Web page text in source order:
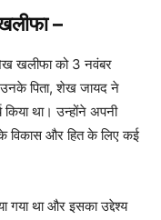
–
खलीफा को 3 नवंबर
पिता, शेख जायद ने
था। उन्होंने अपनी
विकास और हित के लिए कई
गया था और इसका उद्देश्य